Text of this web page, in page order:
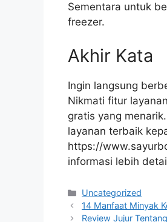
Sementara untuk
freezer.
Akhir Kata
Ingin langsung
Nikmati fitur
gratis yang
layanan terbaik
https://
informasi lebih
Kategori
Uncategorized
14 Manfaat Minyak
Review Jujur